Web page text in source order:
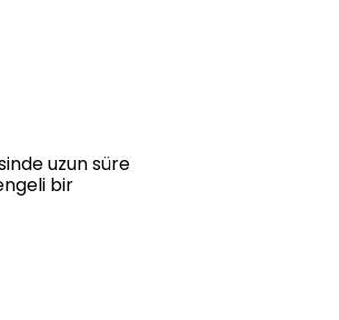
uzun süre
bir